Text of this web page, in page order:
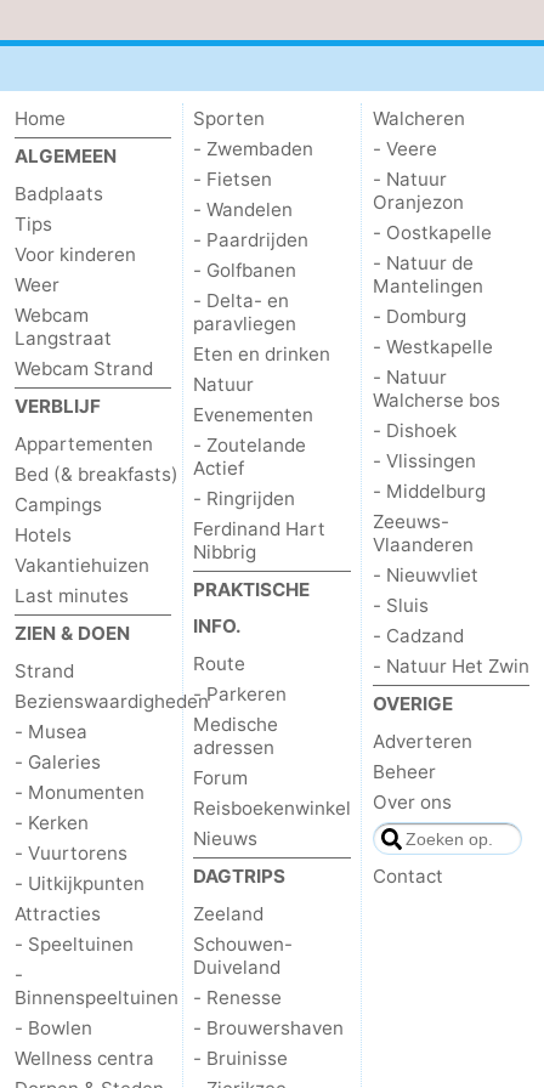
Kop
van
Schouwen
-
Veere
-
Natuur
Oranjezon
-
Oostkapelle
-
Natuur
de
Mantelingen
-
Domburg
-
Westkapelle
-
Walcherse
bos
Dishoek
-
Vlissingen
-
Middelburg
Zeeuws-
Vlaanderen
-
Nieuwvliet
-
Sluis
Cadzand
Natuur
Het
Zwin
Weer
Contact
Home
ALGEMEEN
Badplaats
Tips
Voor kinderen
Weer
Webcam
Langstraat
Webcam Strand
VERBLIJF
Appartementen
Bed (& breakfasts)
Campings
Hotels
Vakantiehuizen
Last minutes
ZIEN & DOEN
Strand
Bezienswaardigheden
- Musea
- Galeries
- Monumenten
- Kerken
- Vuurtorens
- Uitkijkpunten
Attracties
- Speeltuinen
-
Binnenspeeltuinen
- Bowlen
Wellness centra
Sporten
- Zwembaden
- Fietsen
- Wandelen
- Paardrijden
- Golfbanen
- Delta- en
paravliegen
Eten en drinken
Natuur
Evenementen
- Zoutelande
Actief
- Ringrijden
Ferdinand Hart
Nibbrig
PRAKTISCHE
INFO.
Route
- Parkeren
Medische
adressen
Forum
Reisboekenwinkel
Nieuws
DAGTRIPS
Zeeland
Schouwen-
Duiveland
- Renesse
- Brouwershaven
- Bruinisse
Walcheren
- Veere
- Natuur
Oranjezon
- Oostkapelle
- Natuur de
Mantelingen
- Domburg
- Westkapelle
- Natuur
Walcherse bos
- Dishoek
- Vlissingen
- Middelburg
Zeeuws-
Vlaanderen
- Nieuwvliet
- Sluis
- Cadzand
- Natuur Het Zwin
OVERIGE
Adverteren
Beheer
Over ons
Contact